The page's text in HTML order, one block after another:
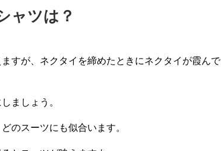
ャツは？
すが、ネクタイを締めたときにネクタイが霞んで
ましょう。
のスーツにも似合います。